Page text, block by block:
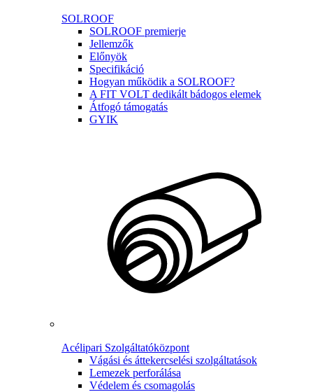
SOLROOF
SOLROOF premierje
Jellemzők
Előnyök
Specifikáció
Hogyan működik a SOLROOF?
A FIT VOLT dedikált bádogos elemek
Átfogó támogatás
GYIK
Acélipari Szolgáltatóközpont
Vágási és áttekercselési szolgáltatások
Lemezek perforálása
Védelem és csomagolás